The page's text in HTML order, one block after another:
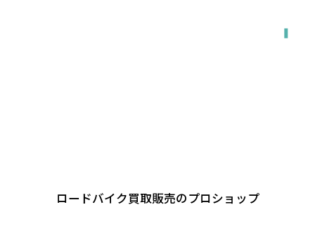
ロードバイク買取販売のプロショップ